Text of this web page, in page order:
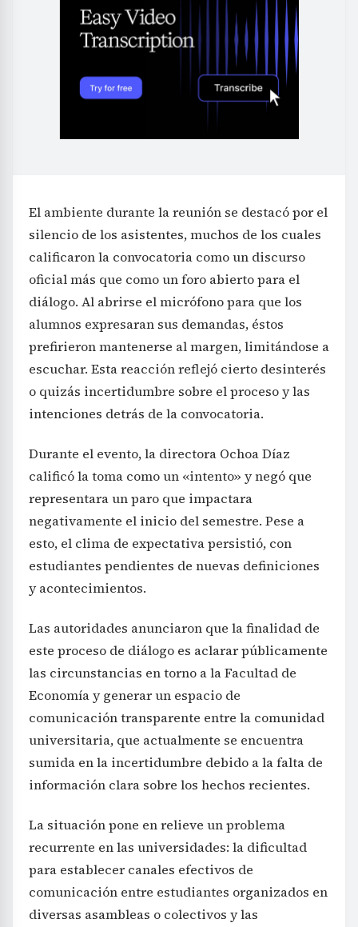
El ambiente durante la reunión se destacó por el
silencio de los asistentes, muchos de los cuales
calificaron la convocatoria como un discurso
oficial más que como un foro abierto para el
diálogo. Al abrirse el micrófono para que los
alumnos expresaran sus demandas, éstos
prefirieron mantenerse al margen, limitándose a
escuchar. Esta reacción reflejó cierto desinterés
o quizás incertidumbre sobre el proceso y las
intenciones detrás de la convocatoria.
Durante el evento, la directora Ochoa Díaz
calificó la toma como un «intento» y negó que
representara un paro que impactara
negativamente el inicio del semestre. Pese a
esto, el clima de expectativa persistió, con
estudiantes pendientes de nuevas definiciones
y acontecimientos.
Las autoridades anunciaron que la finalidad de
este proceso de diálogo es aclarar públicamente
las circunstancias en torno a la Facultad de
Economía y generar un espacio de
comunicación transparente entre la comunidad
universitaria, que actualmente se encuentra
sumida en la incertidumbre debido a la falta de
información clara sobre los hechos recientes.
La situación pone en relieve un problema
recurrente en las universidades: la dificultad
para establecer canales efectivos de
comunicación entre estudiantes organizados en
diversas asambleas o colectivos y las